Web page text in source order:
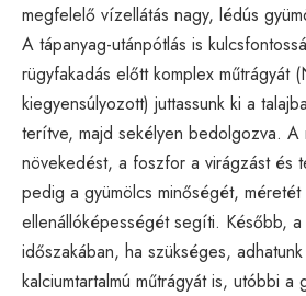
megfelelő vízellátás nagy, lédús
A tápanyag-utánpótlás is
rügyfakadás előtt komplex műtrágyát
kiegyensúlyozott) juttassunk ki a
terítve, majd sekélyen bedolgozva.
növekedést, a foszfor a virágzást és
pedig a gyümölcs minőségét,
ellenállóképességét segíti. Később,
időszakában, ha szükséges,
kalciumtartalmú műtrágyát is, utóbbi a